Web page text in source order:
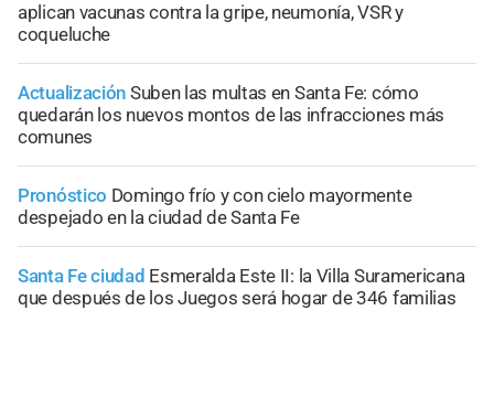
aplican vacunas contra la gripe, neumonía, VSR y
coqueluche
Actualización Suben las multas en Santa Fe: cómo
quedarán los nuevos montos de las infracciones más
comunes
Pronóstico Domingo frío y con cielo mayormente
despejado en la ciudad de Santa Fe
Santa Fe ciudad Esmeralda Este II: la Villa Suramericana
que después de los Juegos será hogar de 346 familias